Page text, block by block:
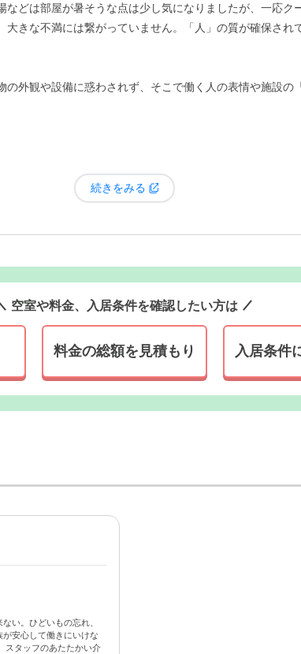
で落ち着いた印象の建物です。敷地内には広い駐車
応しきれないという問題があったため、今回は特に「人手
ますから。私たち家族にとって、この環境は大きな安心
ています。この施設は、以前、何かの会社の保養所だっ
のものが提供されているのは、入居者にとっても大きな喜
などは部屋が暑そうな点は少し気になりましたが、一応ク
きな不満には繋がっていません。「人」の質が確保され
外観や設備に惑わされず、そこで働く人の表情や施設の
続きをみる
空室や料金、入居条件を確認したい方は
料金の総額を見積もり 入居条件
い。ひどいもの忘れ、
安心して働きにいけな
スタッフのあたたかい介